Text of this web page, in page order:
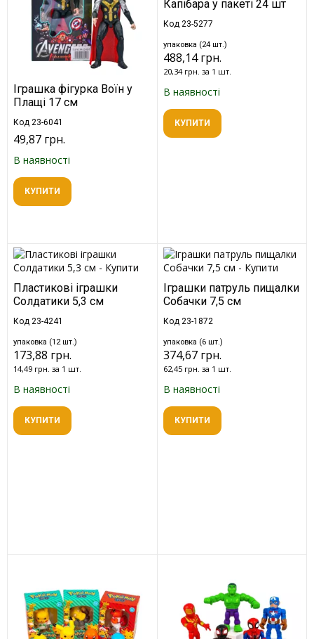
Іграшка фігурка Воїн у
Плащі 17 см
Код 23-6041
49,87 грн.
В наявності
КУПИТИ
Капібара у пакеті 24 шт
Код 23-5277
упаковка (24 шт.)
488,14 грн.
20,34 грн. за 1 шт.
В наявності
КУПИТИ
Пластикові іграшки
Солдатики 5,3 см
Код 23-4241
упаковка (12 шт.)
173,88 грн.
14,49 грн. за 1 шт.
В наявності
КУПИТИ
Іграшки патруль пищалки
Собачки 7,5 см
Код 23-1872
упаковка (6 шт.)
374,67 грн.
62,45 грн. за 1 шт.
В наявності
КУПИТИ